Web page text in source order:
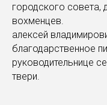
городского совета,
вохменцев.
алексей
благодарственное
руководительнице
твери.